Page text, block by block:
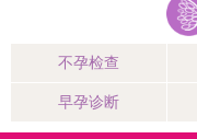
不孕检查
早孕诊断